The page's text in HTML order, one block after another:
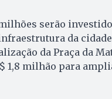
serão
da
da Praça da
1,8 milhão para